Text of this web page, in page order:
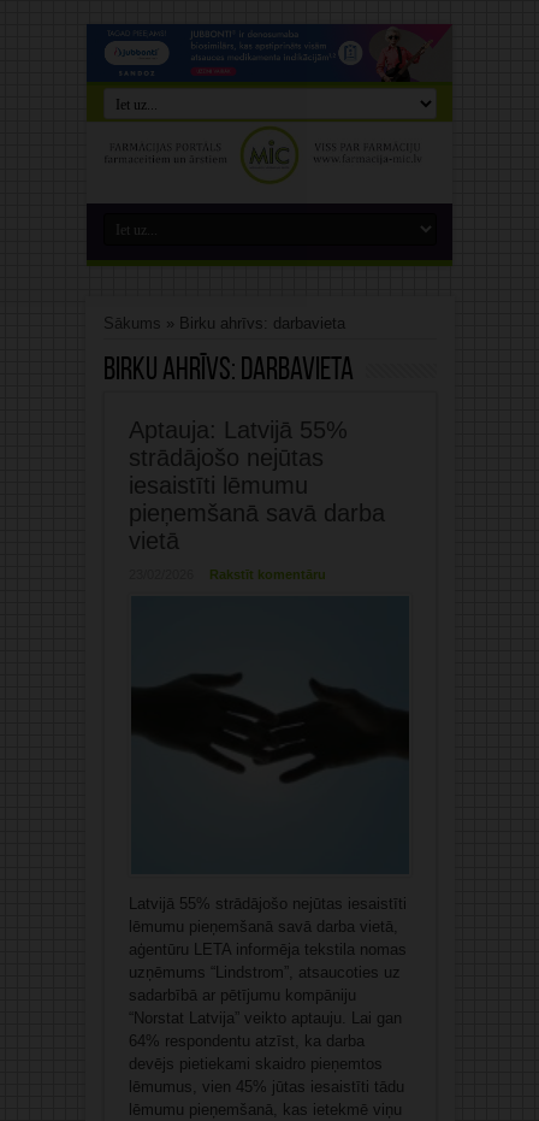
Sākums » Birku ahrīvs: darbavieta
Birku ahrīvs: darbavieta
Aptauja: Latvijā 55%
strādājošo nejūtas
iesaistīti lēmumu
pieņemšanā savā darba
vietā
Rakstīt komentāru
Latvijā 55% strādājošo nejūtas iesaistīti
lēmumu pieņemšanā savā darba vietā,
aģentūru LETA informēja tekstila nomas
uzņēmums “Lindstrom”, atsaucoties uz
sadarbībā ar pētījumu kompāniju
“Norstat Latvija” veikto aptauju. Lai gan
64% respondentu atzīst, ka darba
devējs pietiekami skaidro pieņemtos
lēmumus, vien 45% jūtas iesaistīti tādu
lēmumu pieņemšanā, kas ietekmē viņu